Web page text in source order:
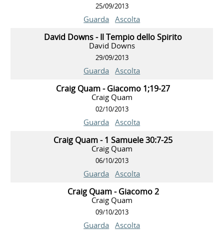
25/09/2013
Guarda Ascolta
David Downs - Il Tempio dello Spirito
David Downs
29/09/2013
Guarda Ascolta
Craig Quam - Giacomo 1;19-27
Craig Quam
02/10/2013
Guarda Ascolta
Craig Quam - 1 Samuele 30:7-25
Craig Quam
06/10/2013
Guarda Ascolta
Craig Quam - Giacomo 2
Craig Quam
09/10/2013
Guarda Ascolta